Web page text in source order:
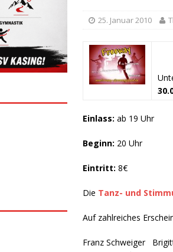
25. Januar 2010
Einlass: ab 19 Uhr
Beginn: 20 Uhr
Eintritt: 8€
Die Tanz- und
Auf zahlreiches
Franz Schweiger